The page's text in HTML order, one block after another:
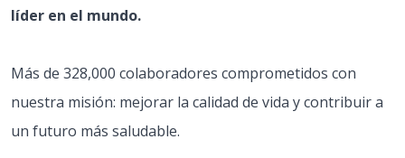
líder en el mundo.
Más de 328,000 colaboradores comprometidos con
nuestra misión: mejorar la calidad de vida y contribuir a
un futuro más saludable.